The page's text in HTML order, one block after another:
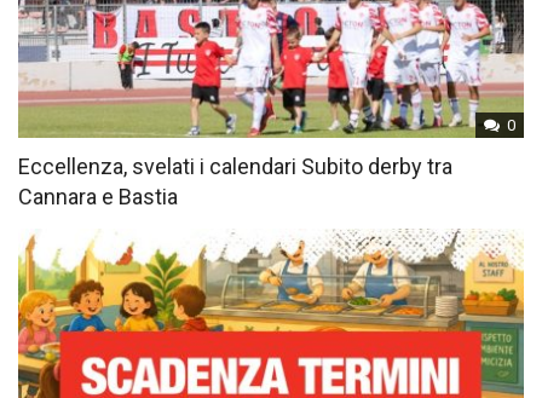
0
Eccellenza, svelati i calendari Subito derby tra
Cannara e Bastia